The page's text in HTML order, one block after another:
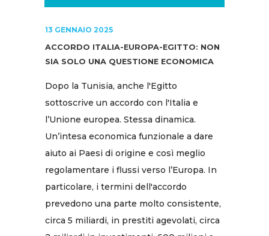
13 GENNAIO 2025
ACCORDO ITALIA-EUROPA-EGITTO: NON
SIA SOLO UNA QUESTIONE ECONOMICA
Dopo la Tunisia, anche l'Egitto
sottoscrive un accordo con l'Italia e
l’Unione europea. Stessa dinamica.
Un’intesa economica funzionale a dare
aiuto ai Paesi di origine e così meglio
regolamentare i flussi verso l’Europa. In
particolare, i termini dell'accordo
prevedono una parte molto consistente,
circa 5 miliardi, in prestiti agevolati, circa